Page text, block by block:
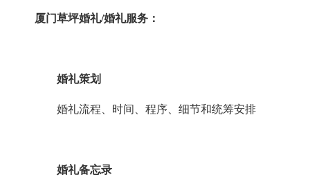
厦门草坪婚礼/婚礼服务：
婚礼策划
婚礼流程、时间、程序、细节和统筹安排
婚礼备忘录